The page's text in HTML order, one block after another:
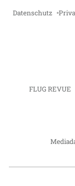
Datenschutz
FLUG REVUE